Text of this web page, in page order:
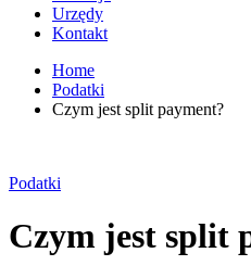
Urzędy
Kontakt
Home
Podatki
Czym jest split payment?
Podatki
Czym jest split